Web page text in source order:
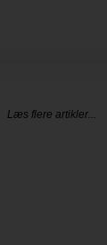
Læs flere artikler...